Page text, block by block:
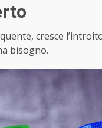
cresce
bisogno.